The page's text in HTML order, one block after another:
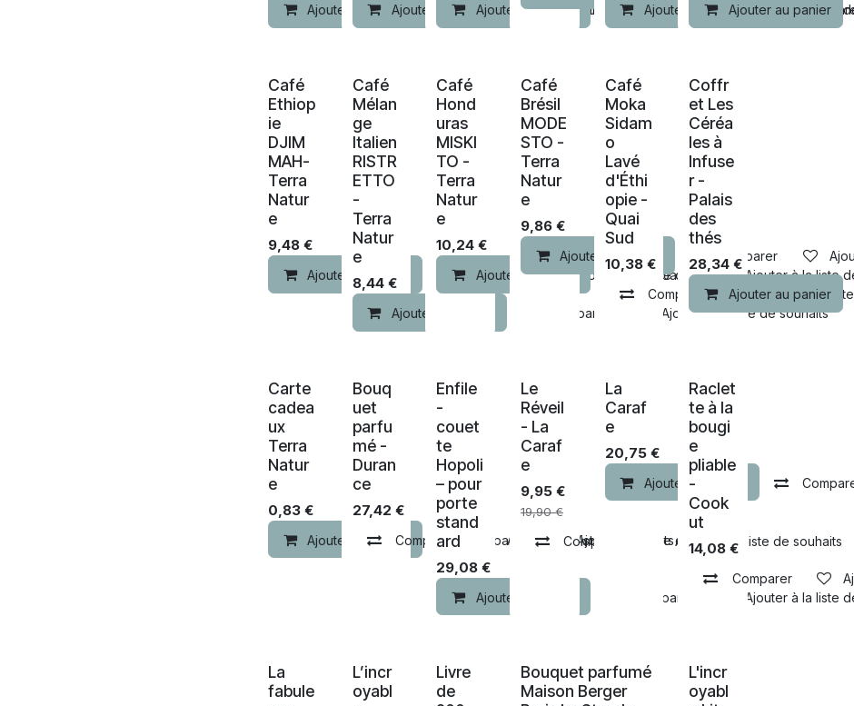
Ajouter au panier Comparer Ajouter à la liste de souhaits
Ajouter au panier Comparer Ajouter à la liste de souhaits
Ajouter au panier Comparer Ajouter à la liste
Ajouter au panierAjouter au panier
Nouveau !
Café
Ethiop
ie
DJIM
MAH-
Terra
Natur
e
9,48 €
Ajouter au panier Comparer Ajouter à la liste de souhaits
Nouveau !
Café
Mélan
ge
Italien
RISTR
ETTO
-
Terra
Natur
e
8,44€
Ajouter au panier Comparer Ajouter à la liste de souhaits
Nouveau !
Café
Hond
uras
MISKI
TO -
Terra
Natur
e
10,24 €
Ajouter au panier Comparer Ajouter à la liste
Nouveau !
Café
Brésil
MODE
STO -
Terra
Natur
e
9,86€
Ajouter au panier Comparer
Café
Moka
Sidam
o
Lavé
d'Éthi
opie -
Quai
Sud
10,38€
Comparer Ajouter à la
Coffr
et Les
Céréa
les à
Infuse
r -
Palais
des
thés
28,34 €
Ajouter au panier
Carte
cadea
ux
Terra
Natur
e
0,83 €
Ajouter au panier Comparer Ajouter à la liste de souhaits
Bouq
uet
parfu
mé -
Duran
ce
27,42 €
Comparer Ajouter à la liste de souhaits
Enfile
-
couet
te
Hopoli
– pour
porte
stand
ard
29,08 €
Ajouter au panier Comparer Ajouter à la liste
-40% de remise
Le
Réveil
- La
Caraf
e
9,95€
19,90€
Comparer Ajouter à la liste de souhaits
La
Caraf
e
20,75€
Ajouter au panier
Raclet
te à la
bougi
e
pliable
-
Cook
ut
14,08 €
Comparer
La
fabule
L’incr
oyabl
Livre
de
-30% de remise
Bouquet parfumé
Maison Berger
L'incr
oyabl